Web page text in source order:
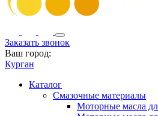
Заказать звонок
Ваш город:
Курган
Каталог
Смазочные материалы
Моторные масла